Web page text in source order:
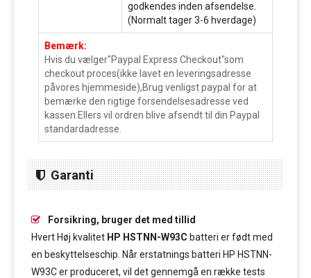
godkendes inden afsendelse.
(Normalt tager 3-6 hverdage)
Bemærk:
Hvis du vælger"Paypal Express Checkout"som
checkout proces(ikke lavet en leveringsadresse
påvores hjemmeside),Brug venligst paypal for at
bemærke den rigtige forsendelsesadresse ved
kassen.Ellers vil ordren blive afsendt til din Paypal
standardadresse.
Garanti
Forsikring, bruger det med tillid
Hvert Høj kvalitet HP HSTNN-W93C batteri er født med
en beskyttelseschip. Når erstatnings batteri HP HSTNN-
W93C er produceret, vil det gennemgå en række tests